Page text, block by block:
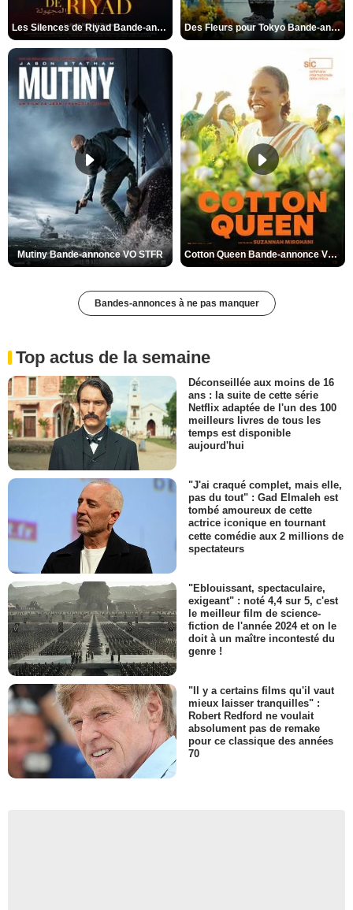
Les Silences de Riyad Bande-annonce VO STFR Des Fleurs pour Tokyo Bande-annonce VO STFR
Mutiny Bande-annonce VO STFR Cotton Queen Bande-annonce VO STFR
Bandes-annonces à ne pas manquer
Top actus de la semaine
Déconseillée aux moins de 16
ans : la suite de cette série
Netflix adaptée de l'un des 100
meilleurs livres de tous les
temps est disponible
aujourd'hui
"J'ai craqué complet, mais elle,
pas du tout" : Gad Elmaleh est
tombé amoureux de cette
actrice iconique en tournant
cette comédie aux 2 millions de
spectateurs
"Eblouissant, spectaculaire,
exigeant" : noté 4,4 sur 5, c'est
le meilleur film de science-
fiction de l'année 2024 et on le
doit à un maître incontesté du
genre !
"Il y a certains films qu'il vaut
mieux laisser tranquilles" :
Robert Redford ne voulait
absolument pas de remake
pour ce classique des années
70